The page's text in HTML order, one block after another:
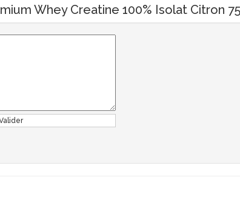
Whey Creatine 100% Isolat Citron